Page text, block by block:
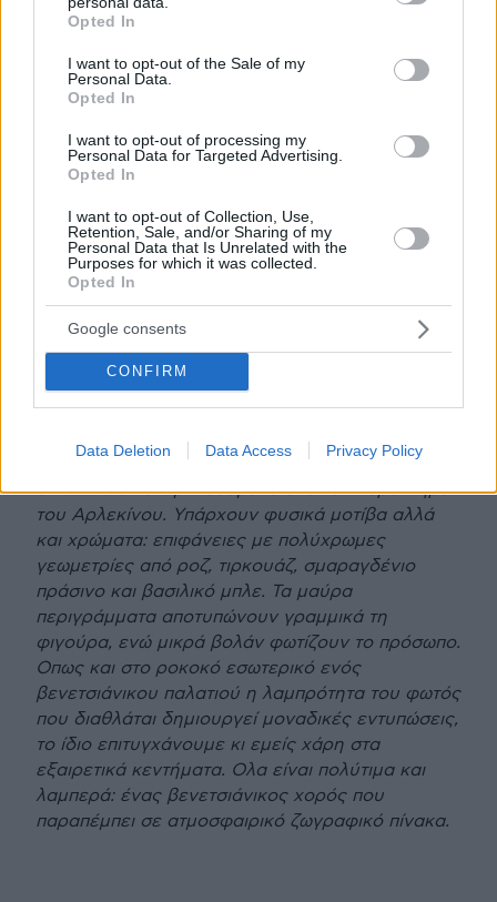
grant or deny consent to Google and its third-party tags to
use your data for below specified purposes in below Google
consent section.
Opted In
I want to opt-out of the Sale of my
Personal Data.
Opted In
I want to opt-out of processing my
Personal Data for Targeted Advertising.
Opted In
I want to opt-out of Collection, Use,
Retention, Sale, and/or Sharing of my
Personal Data that Is Unrelated with the
Purposes for which it was collected.
Opted In
Google consents
CONFIRM
Data Deletion Data Access Privacy Policy
GALA: Ποια ήταν η έμπνευση για τη φετινή
συλλογή σας;
ΤΖΟΡΤΖΙΟ ΑΡΜΑΝΙ:Η νέα Armani Privé
Collection είναι εμπνευσμένη από έναν
βενετσιάνικο χορό, όπου τα φορέματα
αστράφτουν και μοιάζουν σαν να χορεύουν. Με
αυτή τη συλλογή ήθελα πολύ να εξερευνήσω το
φως και το χρώμα μέσα από τη γεωμετρία και το
κέντημα. Τα σχήματα είναι επιμήκη και
ανάλαφρα, ενώ οι μικροί αλλά πλούσιοι σε
ύφασμα γιακάδες, τα ρομβοειδή σχήματα και τα
μαύρα περιγράμματα που διατρέχουν τη
σιλουέτα είναι εμπνευσμένα από τον χαρακτήρα
του Αρλεκίνου. Υπάρχουν φυσικά μοτίβα αλλά
και χρώματα: επιφάνειες με πολύχρωμες
γεωμετρίες από ροζ, τιρκουάζ, σμαραγδένιο
πράσινο και βασιλικό μπλε. Τα μαύρα
περιγράμματα αποτυπώνουν γραμμικά τη
φιγούρα, ενώ μικρά βολάν φωτίζουν το πρόσωπο.
Οπως και στο ροκοκό εσωτερικό ενός
βενετσιάνικου παλατιού η λαμπρότητα του φωτός
που διαθλάται δημιουργεί μοναδικές εντυπώσεις,
το ίδιο επιτυγχάνουμε κι εμείς χάρη στα
εξαιρετικά κεντήματα. Ολα είναι πολύτιμα και
λαμπερά: ένας βενετσιάνικος χορός που
παραπέμπει σε ατμοσφαιρικό ζωγραφικό πίνακα.